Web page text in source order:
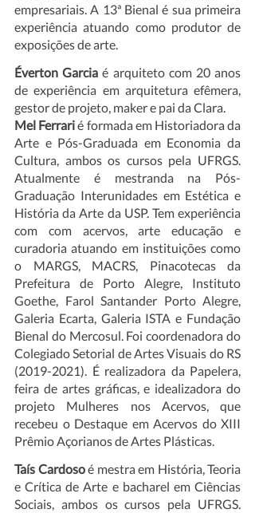
empresariais. A 13ª Bienal é sua primeira
experiência atuando como produtor de
exposições de arte.
Éverton Garcia é arquiteto com 20 anos
de experiência em arquitetura efêmera,
gestor de projeto, maker e pai da Clara.
Mel Ferrari é formada em Historiadora da
Arte e Pós-Graduada em Economia da
Cultura, ambos os cursos pela UFRGS.
Atualmente é mestranda na Pós-
Graduação Interunidades em Estética e
História da Arte da USP. Tem experiência
com com acervos, arte educação e
curadoria atuando em instituições como
o MARGS, MACRS, Pinacotecas da
Prefeitura de Porto Alegre, Instituto
Goethe, Farol Santander Porto Alegre,
Galeria Ecarta, Galeria ISTA e Fundação
Bienal do Mercosul. Foi coordenadora do
Colegiado Setorial de Artes Visuais do RS
(2019-2021). É realizadora da Papelera,
feira de artes gráficas, e idealizadora do
projeto Mulheres nos Acervos, que
recebeu o Destaque em Acervos do XIII
Prêmio Açorianos de Artes Plásticas.
Taís Cardoso é mestra em História, Teoria
e Crítica de Arte e bacharel em Ciências
Sociais, ambos os cursos pela UFRGS.